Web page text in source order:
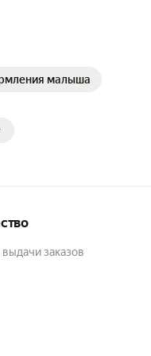
малыша
заказов